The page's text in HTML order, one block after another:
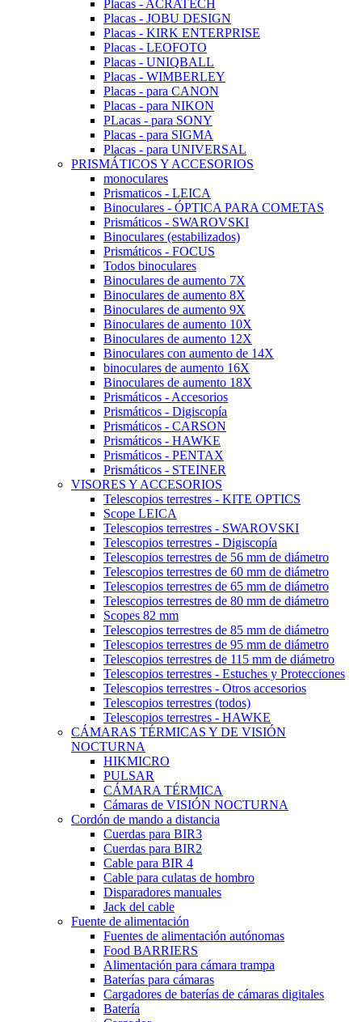
Placas - ACRATECH
Placas - JOBU DESIGN
Placas - KIRK ENTERPRISE
Placas - LEOFOTO
Placas - UNIQBALL
Placas - WIMBERLEY
Placas - para CANON
Placas - para NIKON
PLacas - para SONY
Placas - para SIGMA
Placas - para UNIVERSAL
PRISMÁTICOS Y ACCESORIOS
monoculares
Prismaticos - LEICA
Binoculares - ÓPTICA PARA COMETAS
Prismáticos - SWAROVSKI
Binoculares (estabilizados)
Prismáticos - FOCUS
Todos binoculares
Binoculares de aumento 7X
Binoculares de aumento 8X
Binoculares de aumento 9X
Binoculares de aumento 10X
Binoculares de aumento 12X
Binoculares con aumento de 14X
binoculares de aumento 16X
Binoculares de aumento 18X
Prismáticos - Accesorios
Prismáticos - Digiscopía
Prismáticos - CARSON
Prismáticos - HAWKE
Prismáticos - PENTAX
Prismáticos - STEINER
VISORES Y ACCESORIOS
Telescopios terrestres - KITE OPTICS
Scope LEICA
Telescopios terrestres - SWAROVSKI
Telescopios terrestres - Digiscopía
Telescopios terrestres de 56 mm de diámetro
Telescopios terrestres de 60 mm de diámetro
Telescopios terrestres de 65 mm de diámetro
Telescopios terrestres de 80 mm de diámetro
Scopes 82 mm
Telescopios terrestres de 85 mm de diámetro
Telescopios terrestres de 95 mm de diámetro
Telescopios terrestres de 115 mm de diámetro
Telescopios terrestres - Estuches y Protecciones
Telescopios terrestres - Otros accesorios
Telescopios terrestres (todos)
Telescopios terrestres - HAWKE
CÁMARAS TÉRMICAS Y DE VISIÓN
NOCTURNA
HIKMICRO
PULSAR
CÁMARA TÉRMICA
Cámaras de VISIÓN NOCTURNA
Cordón de mando a distancia
Cuerdas para BIR3
Cuerdas para BIR2
Cable para BIR 4
Cable para culatas de hombro
Disparadores manuales
Jack del cable
Fuente de alimentación
Fuentes de alimentación autónomas
Food BARRIERS
Alimentación para cámara trampa
Baterías para cámaras
Cargadores de baterías de cámaras digitales
Batería